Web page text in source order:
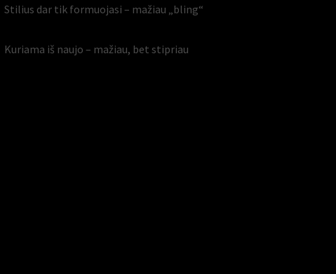
Stilius dar tik formuojasi – mažiau „bling“
Kuriama iš naujo – mažiau, bet stipriau